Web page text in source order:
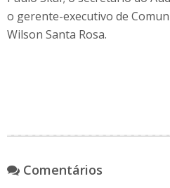
o gerente-executivo de
Wilson Santa Rosa.
Comentários